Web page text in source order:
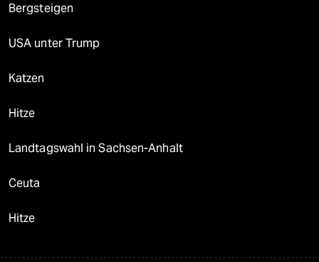
Bergsteigen
USA unter Trump
Katzen
Hitze
Landtagswahl in Sachsen-Anhalt
Ceuta
Hitze